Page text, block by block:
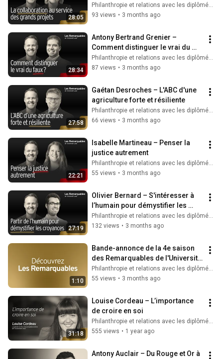
28:05
grands projets
Philanthropie et relations avec les diplômés ULaval
93 views • 3 months ago
28:34
Antony Bertrand Grenier –
Comment distinguer le vrai du
faux?
Philanthropie et relations avec les diplômés ULaval
87 views • 3 months ago
27:58
Gaétan Desroches – L'ABC d'une
agriculture forte et résiliente
Philanthropie et relations avec les diplômés ULaval
66 views • 3 months ago
22:21
Isabelle Martineau – Penser la
justice autrement
Philanthropie et relations avec les diplômés ULaval
55 views • 3 months ago
27:19
Olivier Bernard – S'intéresser à
l’humain pour démystifier les
croyances
Philanthropie et relations avec les diplômés ULaval
132 views • 3 months ago
1:10
Bande-annonce de la 4e saison
des Remarquables de l'Université
Laval
Philanthropie et relations avec les diplômés ULaval
55 views • 3 months ago
31:18
Louise Cordeau – L’importance
de croire en soi
Philanthropie et relations avec les diplômés ULaval
555 views • 1 year ago
Antony Auclair – Du Rouge et Or à